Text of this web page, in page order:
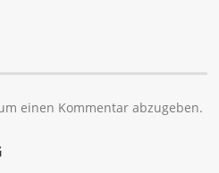
einen Kommentar abzugeben.